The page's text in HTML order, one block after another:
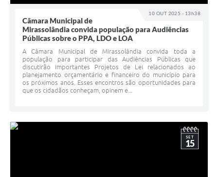
10 OUT 2025 - 13h38
Câmara Municipal de
Mirassolândia convida população para Audiências
Públicas sobre o PPA, LDO e LOA
A Câmara Municipal de Mirassolândia convida toda a
população para participar das Audiências Públicas que
discutirão importantes Projetos de Lei relacionados ao
planejamento orçamentário e financeiro do município para
os próximos anos. Esses encontros são oportunidades para
que os cidadãos conheçam, opinem e...
SET
15